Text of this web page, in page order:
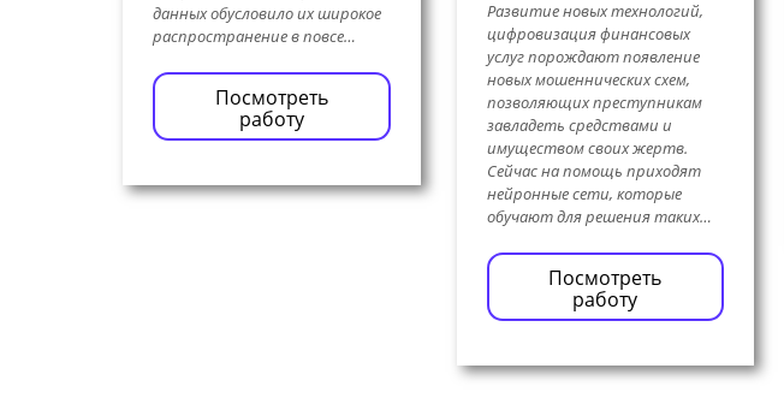
данных обусловило их широкое
распространение в повсе…
Посмотреть
работу
Развитие новых технологий,
цифровизация финансовых
услуг порождают появление
новых мошеннических схем,
позволяющих преступникам
завладеть средствами и
имуществом своих жертв.
Сейчас на помощь приходят
нейронные сети, которые
обучают для решения таких…
Посмотреть
работу